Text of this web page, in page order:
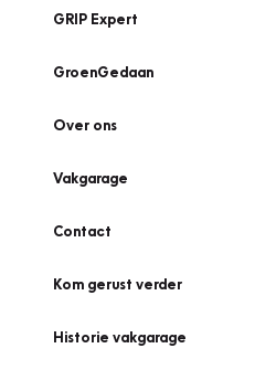
GRIP Expert
GroenGedaan
Over ons
Vakgarage
Contact
Kom gerust verder
Historie vakgarage